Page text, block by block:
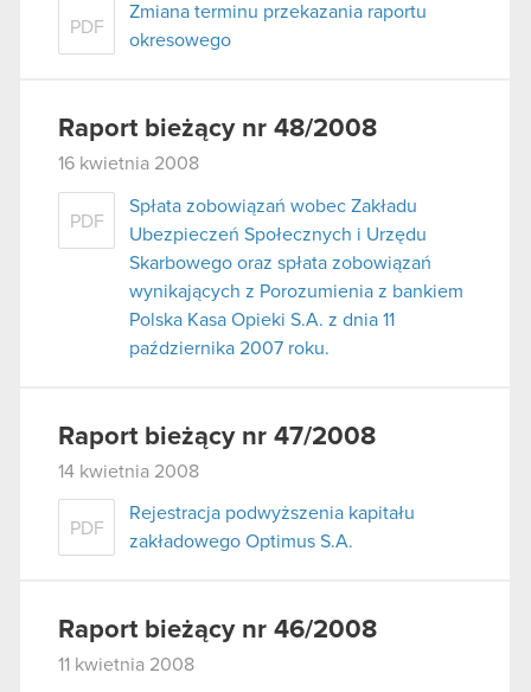
PDF
Zmiana terminu przekazania raportu
okresowego
Raport bieżący nr 48/2008
16 kwietnia 2008
PDF
Spłata zobowiązań wobec Zakładu
Ubezpieczeń Społecznych i Urzędu
Skarbowego oraz spłata zobowiązań
wynikających z Porozumienia z bankiem
Polska Kasa Opieki S.A. z dnia 11
października 2007 roku.
Raport bieżący nr 47/2008
14 kwietnia 2008
PDF
Rejestracja podwyższenia kapitału
zakładowego Optimus S.A.
Raport bieżący nr 46/2008
11 kwietnia 2008